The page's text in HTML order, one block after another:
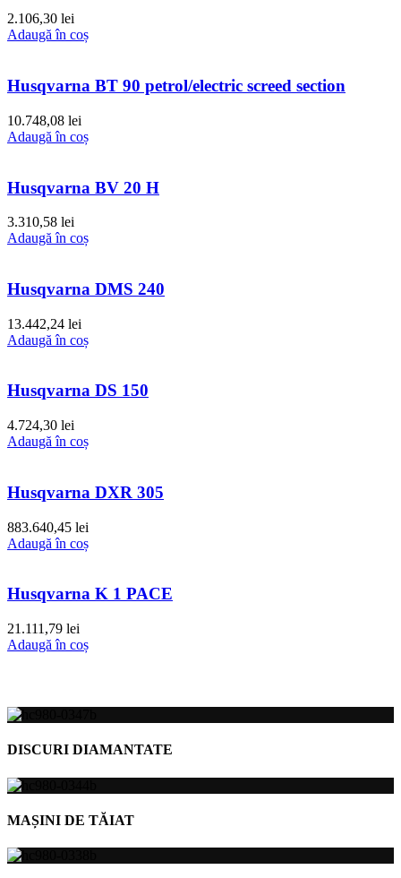
2.106,30 lei
Adaugă în coș
Husqvarna BT 90 petrol/electric screed section
10.748,08 lei
Adaugă în coș
Husqvarna BV 20 H
3.310,58 lei
Adaugă în coș
Husqvarna DMS 240
13.442,24 lei
Adaugă în coș
Husqvarna DS 150
4.724,30 lei
Adaugă în coș
Husqvarna DXR 305
883.640,45 lei
Adaugă în coș
Husqvarna K 1 PACE
21.111,79 lei
Adaugă în coș
DISCURI DIAMANTATE
MAȘINI DE TĂIAT